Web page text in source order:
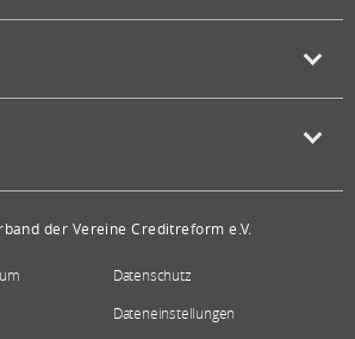
der Vereine Creditreform e.V.
Datenschutz
Dateneinstellungen